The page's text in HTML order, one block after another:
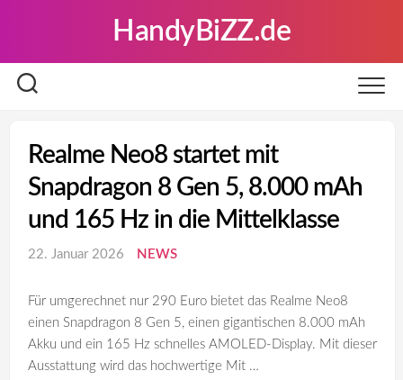
HandyBiZZ.de
Realme Neo8 startet mit
Snapdragon 8 Gen 5, 8.000 mAh
und 165 Hz in die Mittelklasse
22. Januar 2026 NEWS
Für umgerechnet nur 290 Euro bietet das Realme Neo8
einen Snapdragon 8 Gen 5, einen gigantischen 8.000 mAh
Akku und ein 165 Hz schnelles AMOLED-Display. Mit dieser
Ausstattung wird das hochwertige Mit …